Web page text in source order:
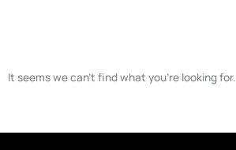
It seems we can't find what you're looking for.